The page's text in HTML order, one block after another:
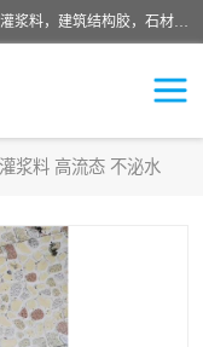
西安伊顿建材有限公司主营产品：CGM高强无收缩灌浆料，建筑结构胶，石材粘合剂，柔性防水材料，环氧修补砂浆等在各个行业得到了客户认可。
浆料 高流态 不泌水
浆
面修补材料